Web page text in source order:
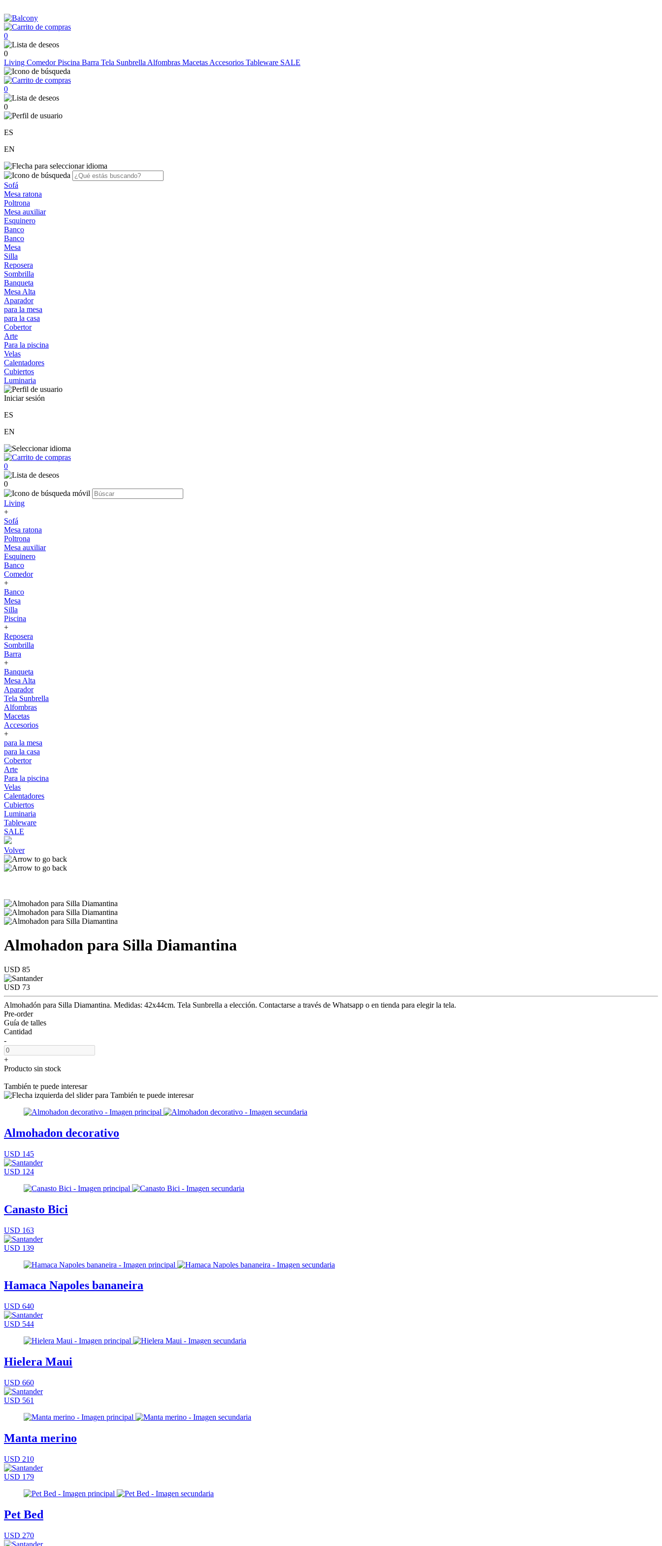
0
0
Living ComedorPiscina Barra Tela Sunbrella Alfombras Macetas Accesorios Tableware SALE
0
0
ES
EN
Sofá
Mesa ratona
Poltrona
Mesa auxiliar
Esquinero
Banco
Banco
Mesa
Silla
Reposera
Sombrilla
Banqueta
Mesa Alta
Aparador
para la mesa
para la casa
Cobertor
Arte
Para la piscina
Velas
Calentadores
Cubiertos
Luminaria
Iniciar sesión
ES
EN
0
0
Living
+
Sofá
Mesa ratona
Poltrona
Mesa auxiliar
Esquinero
Banco
Comedor
+
Banco
Mesa
Silla
Piscina
+
Reposera
Sombrilla
Barra
+
Banqueta
Mesa Alta
Aparador
Tela Sunbrella
Alfombras
Macetas
Accesorios
+
para la mesa
para la casa
Cobertor
Arte
Para la piscina
Velas
Calentadores
Cubiertos
Luminaria
Tableware
SALE
Volver
Almohadon para Silla Diamantina
USD 85
USD 73
Almohadón para Silla Diamantina. Medidas: 42x44cm. Tela Sunbrella a elección. Contactarse a través de Whatsapp o en tienda para elegir la tela.
Pre-order
Guía de talles
Cantidad
-
+
Producto sin stock
También te puede interesar
Almohadon decorativo
USD 145
USD 124
Canasto Bici
USD 163
USD 139
Hamaca Napoles bananeira
USD 640
USD 544
Hielera Maui
USD 660
USD 561
Manta merino
USD 210
USD 179
Pet Bed
USD 270